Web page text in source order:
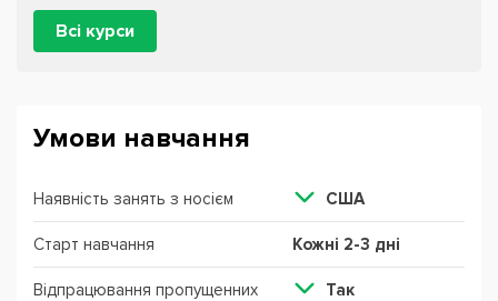
Всі курси
Умови навчання
Наявність занять з носієм США
Старт навчання Кожні 2-3 дні
Відпрацювання пропущенних
Так